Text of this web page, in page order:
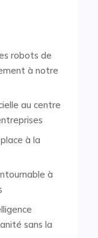
robots de
à notre
au centre
à la
à
sans la